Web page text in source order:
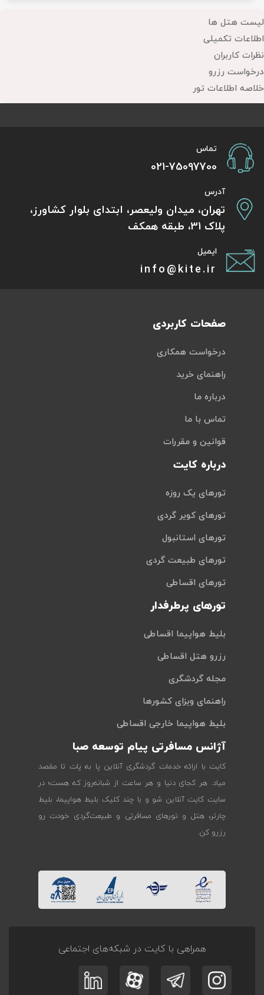
لیست هتل ها
اطلاعات تکمیلی
نظرات کاربران
درخواست رزرو
خلاصه اطلاعات تور
تماس
021-75097700
آدرس
تهران، میدان ولیعصر، ابتدای بلوار کشاورز،
پلاک 31، طبقه همکف
ایمیل
info@kite.ir
صفحات کاربردی
درخواست همکاری
راهنمای خرید
درباره ما
تماس با ما
قوانین و مقررات
درباره کایت
تورهای یک روزه
تورهای کویر گردی
تورهای استانبول
تورهای طبیعت گردی
تورهای اقساطی
تورهای پرطرفدار
بلیط هواپیما اقساطی
رزرو هتل اقساطی
مجله گردشگری
راهنمای ویزای کشورها
بلیط هواپیما خارجی اقساطی
آژانس مسافرتی پیام توسعه صبا
کایت با ارائه خدمات گردشگری آنلاین پا به پات تا مقصد
میاد. هر کجای دنیا و هر ساعت از شبانه‌روز که هست؛ در
سایت کایت آنلاین شو و با چند کلیک بلیط هواپیما، بلیط
چارتر، هتل و تورهای مسافرتی و طبیعت‌گردی خودت رو
رزرو کن.
همراهی با کایت در شبکه‌های اجتماعی